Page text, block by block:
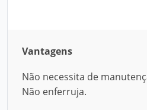
Vantagens
Não necessita de
Não enferruja.